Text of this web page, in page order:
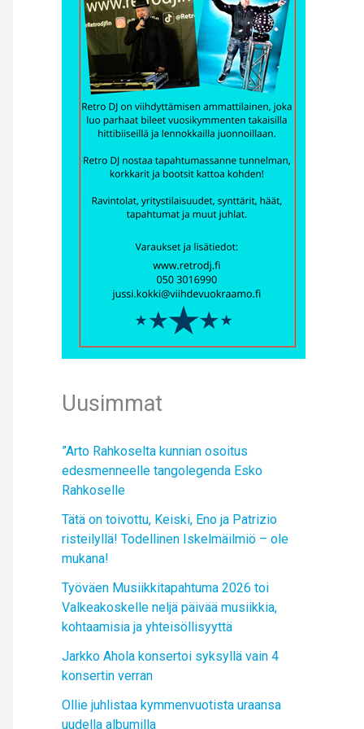
Uusimmat
”Arto Rahkoselta kunnian osoitus
edesmenneelle tangolegenda Esko
Rahkoselle
Tätä on toivottu, Keiski, Eno ja Patrizio
risteilyllä! Todellinen Iskelmäilmiö – ole
mukana!
Työväen Musiikkitapahtuma 2026 toi
Valkeakoskelle neljä päivää musiikkia,
kohtaamisia ja yhteisöllisyyttä
Jarkko Ahola konsertoi syksyllä vain 4
konsertin verran
Ollie juhlistaa kymmenvuotista uraansa
uudella albumilla